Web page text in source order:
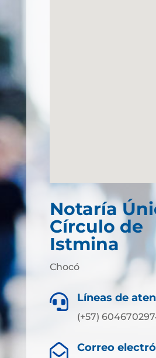
Notaría
Círculo de
Istmina
Chocó
 Líneas de
(+57)
 Correo